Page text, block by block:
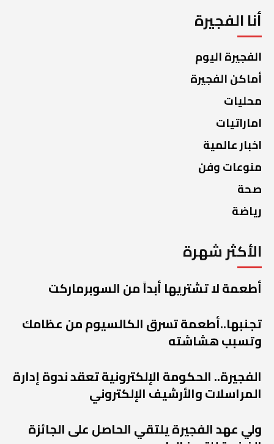
أنا الفجيرة
الفجيرة اليوم
أماكن الفجيرة
محليات
اماراتيات
اخبار عالمية
منوعات وفن
صحة
رياضة
الأكثر شهرة
أطعمة لا تشتريها أبداً من السوبرماركت
تجنبها..أطعمة تسرق الكالسيوم من عظامك
وتسبب هشاشته
الفجيرة.. الحكومة الإلكترونية تعقد ندوة إدارة
المراسلات والأرشيف الإلكتروني
ولي عهد الفجيرة يلتقي الحاصل على الجائزة